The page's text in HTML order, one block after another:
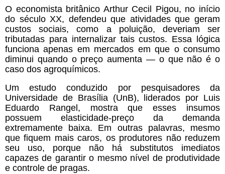
O economista britânico Arthur Cecil Pigou, no início
do século XX, defendeu que atividades que geram
custos sociais, como a poluição, deveriam ser
tributadas para internalizar tais custos. Essa lógica
funciona apenas em mercados em que o consumo
diminui quando o preço aumenta — o que não é o
caso dos agroquímicos.
Um estudo conduzido por pesquisadores da
Universidade de Brasília (UnB), liderados por Luis
Eduardo Rangel, mostra que esses insumos
possuem elasticidade-preço da demanda
extremamente baixa. Em outras palavras, mesmo
que fiquem mais caros, os produtores não reduzem
seu uso, porque não há substitutos imediatos
capazes de garantir o mesmo nível de produtividade
e controle de pragas.